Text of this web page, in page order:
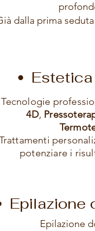
dalla prima
Tecnologie
4D,
potenziare i
Epilazione
Epilazione